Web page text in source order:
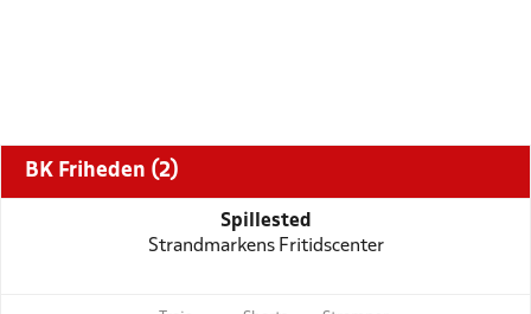
BK Friheden (2)
Spillested
Strandmarkens Fritidscenter